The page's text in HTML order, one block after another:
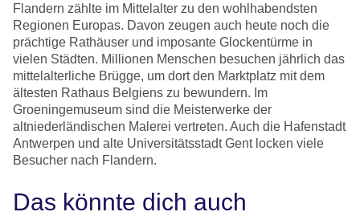
Flandern zählte im Mittelalter zu den wohlhabendsten
Regionen Europas. Davon zeugen auch heute noch die
prächtige Rathäuser und imposante Glockentürme in
vielen Städten. Millionen Menschen besuchen jährlich das
mittelalterliche Brügge, um dort den Marktplatz mit dem
ältesten Rathaus Belgiens zu bewundern. Im
Groeningemuseum sind die Meisterwerke der
altniederländischen Malerei vertreten. Auch die Hafenstadt
Antwerpen und alte Universitätsstadt Gent locken viele
Besucher nach Flandern.
Das könnte dich auch